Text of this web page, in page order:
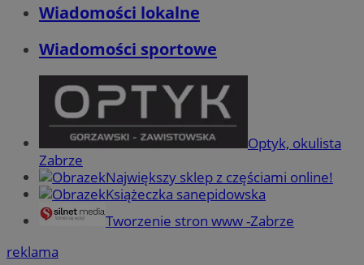
Wiadomości lokalne
Wiadomości sportowe
Optyk, okulista
Zabrze
Największy sklep z częściami online!
Książeczka sanepidowska
Tworzenie stron www -Zabrze
reklama